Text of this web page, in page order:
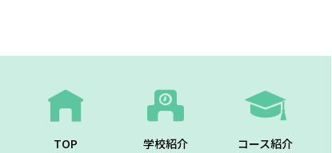
TOP 学校紹介 コース紹介